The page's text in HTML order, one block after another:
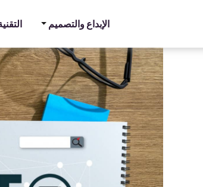
الإبداع والتصميم
كيف يمكن لخدمة تحسين محركات البحث أن تجعل موقعك مميزًا عن